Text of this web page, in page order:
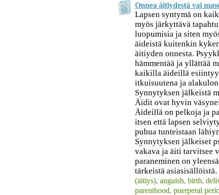
Onnea äitiydestä vai
Lapsen syntymä on
myös järkyttävä
luopumisia ja siten
äideistä kuitenkin
äitiyden onnesta.
hämmentää ja yllättää
kaikilla äideillä
itkuisuutena ja
Synnytyksen jälkeistä
Äidit ovat hyvin
Äideillä on pelkoja ja
itsen että lapsen
puhua tunteistaan
Synnytyksen jälkeiset
vakava ja äiti tarvitsee
paraneminen on
tärkeistä asiasisällöistä.
(äitiys), anguish, birth,
parenthood, puerperal